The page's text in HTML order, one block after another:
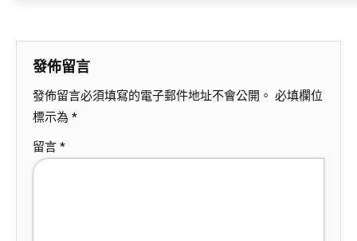
發佈留言
發佈留言必須填寫的電子郵件地址不會公開。 必填欄位
標示為 *
留言 *